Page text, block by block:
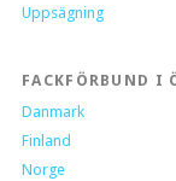
Uppsägning
FACKFÖRBUND I
Danmark
Finland
Norge